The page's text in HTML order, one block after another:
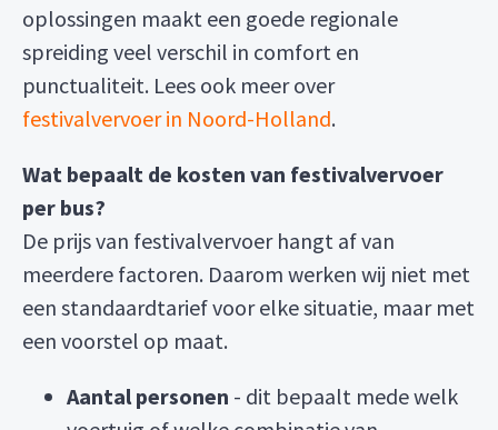
oplossingen maakt een goede regionale
spreiding veel verschil in comfort en
punctualiteit. Lees ook meer over
festivalvervoer in Noord-Holland.
Wat bepaalt de kosten van festivalvervoer
per bus?
De prijs van festivalvervoer hangt af van
meerdere factoren. Daarom werken wij niet met
een standaardtarief voor elke situatie, maar met
een voorstel op maat.
Aantal personen - dit bepaalt mede welk